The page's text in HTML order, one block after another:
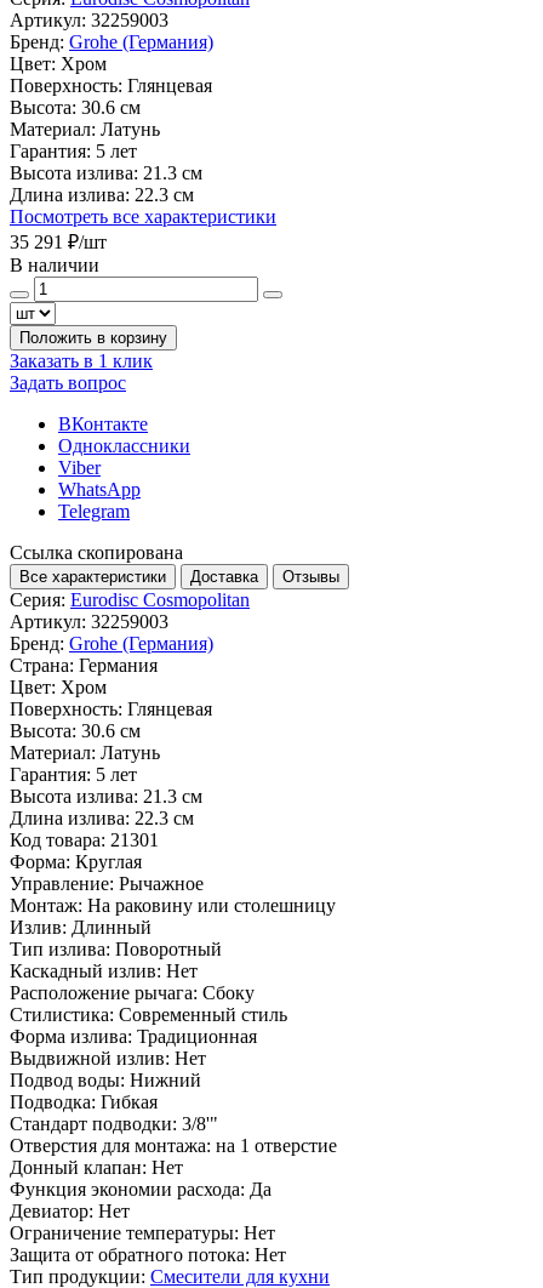
Артикул: 32259003
Бренд: Grohe (Германия)
Цвет: Хром
Поверхность: Глянцевая
Высота: 30.6 см
Материал: Латунь
Гарантия: 5 лет
Высота излива: 21.3 см
Длина излива: 22.3 см
Посмотреть все характеристики
35 291 ₽/шт
В наличии
Положить в корзину
Заказать в 1 клик
Задать вопрос
ВКонтакте
Одноклассники
Viber
WhatsApp
Telegram
Ссылка скопирована
Все характеристики Доставка Отзывы
Серия: Eurodisc Cosmopolitan
Артикул: 32259003
Бренд: Grohe (Германия)
Страна: Германия
Цвет: Хром
Поверхность: Глянцевая
Высота: 30.6 см
Материал: Латунь
Гарантия: 5 лет
Высота излива: 21.3 см
Длина излива: 22.3 см
Код товара: 21301
Форма: Круглая
Управление: Рычажное
Монтаж: На раковину или столешницу
Излив: Длинный
Тип излива: Поворотный
Каскадный излив: Нет
Расположение рычага: Сбоку
Стилистика: Современный стиль
Форма излива: Традиционная
Выдвижной излив: Нет
Подвод воды: Нижний
Подводка: Гибкая
Стандарт подводки: 3/8'"
Отверстия для монтажа: на 1 отверстие
Донный клапан: Нет
Функция экономии расхода: Да
Девиатор: Нет
Ограничение температуры: Нет
Защита от обратного потока: Нет
Тип продукции: Смесители для кухни